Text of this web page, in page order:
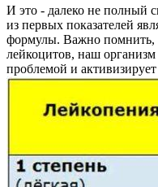
И это - далеко не полный
из первых показателей
формулы. Важно помнить,
лейкоцитов, наш организм
проблемой и